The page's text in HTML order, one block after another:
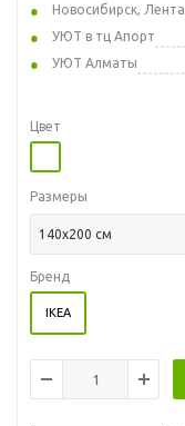
Новосибирск, Лента
УЮТ в тц Апорт
УЮТ Алматы
Цвет
Размеры
140x200 см
Бренд
IKEA